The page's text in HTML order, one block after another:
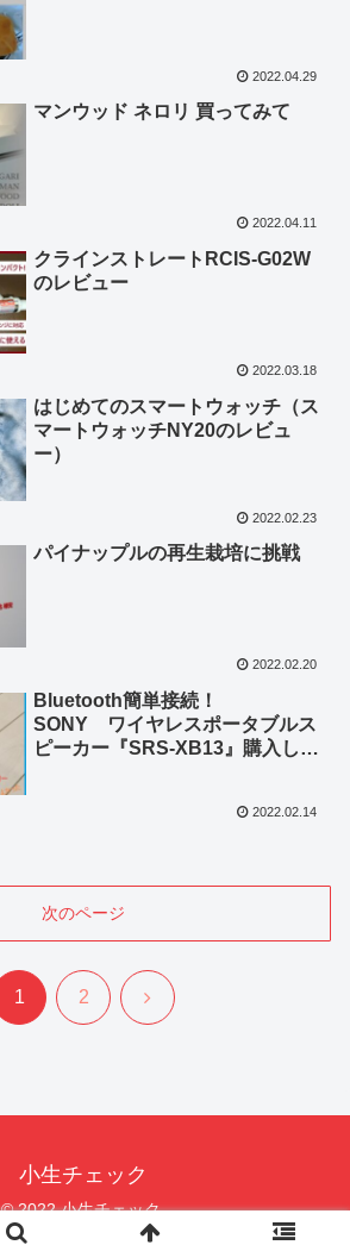
2022.04.29
マンウッド ネロリ 買ってみて
2022.04.11
クラインストレートRCIS-G02W
のレビュー
2022.03.18
はじめてのスマートウォッチ（ス
マートウォッチNY20のレビュ
ー）
2022.02.23
パイナップルの再生栽培に挑戦
2022.02.20
Bluetooth簡単接続！
SONY ワイヤレスポータブルス
ピーカー『SRS-XB13』購入して
2022.02.14
次のページ
1 2 次
小生チェック
© 2022 小生チェック.